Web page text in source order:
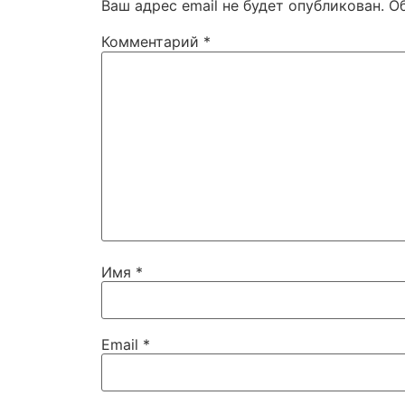
Ваш адрес email не будет опубликован.
Комментарий *
Имя *
Email *